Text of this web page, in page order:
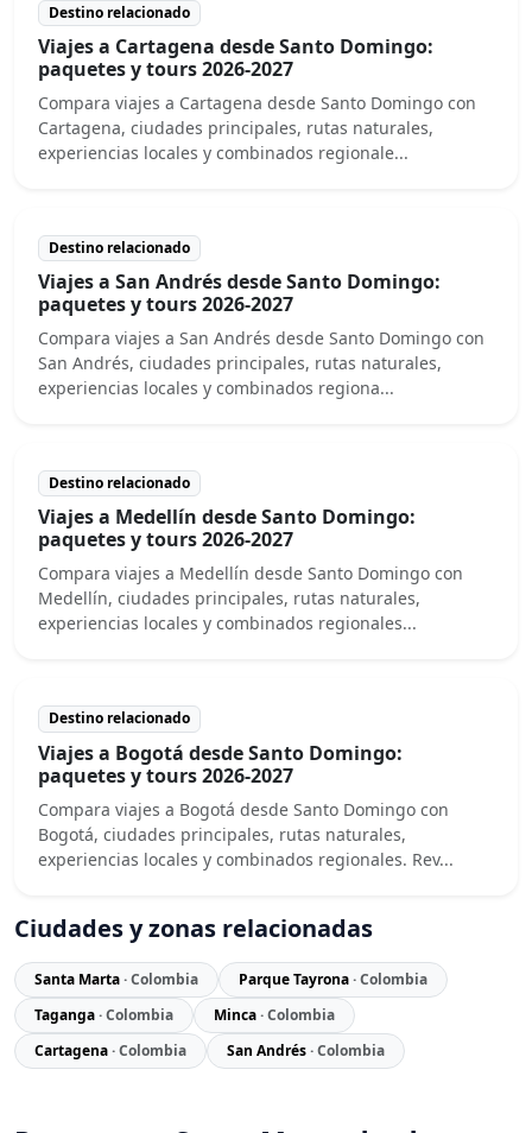
Destino relacionado
Viajes a Cartagena desde Santo Domingo:
paquetes y tours 2026-2027
Compara viajes a Cartagena desde Santo Domingo con
Cartagena, ciudades principales, rutas naturales,
experiencias locales y combinados regionale...
Destino relacionado
Viajes a San Andrés desde Santo Domingo:
paquetes y tours 2026-2027
Compara viajes a San Andrés desde Santo Domingo con
San Andrés, ciudades principales, rutas naturales,
experiencias locales y combinados regiona...
Destino relacionado
Viajes a Medellín desde Santo Domingo:
paquetes y tours 2026-2027
Compara viajes a Medellín desde Santo Domingo con
Medellín, ciudades principales, rutas naturales,
experiencias locales y combinados regionales...
Destino relacionado
Viajes a Bogotá desde Santo Domingo:
paquetes y tours 2026-2027
Compara viajes a Bogotá desde Santo Domingo con
Bogotá, ciudades principales, rutas naturales,
experiencias locales y combinados regionales. Rev...
Ciudades y zonas relacionadas
Santa Marta· Colombia Parque Tayrona· Colombia
Taganga· Colombia Minca· Colombia
Cartagena· Colombia San Andrés· Colombia